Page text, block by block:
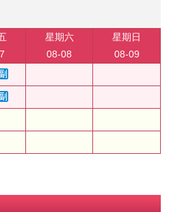
星期六
08-08
星期日
08-09